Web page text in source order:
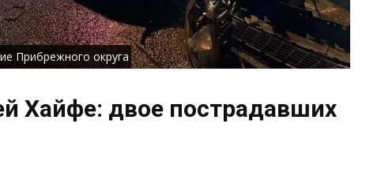
Прибрежного округа
Хайфе: двое пострадавших